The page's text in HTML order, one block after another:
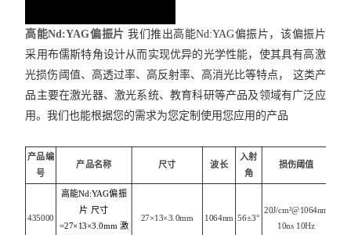
高能Nd:YAG偏振片我们推出高能Nd:YAG偏振片，该偏振片
采用布儒斯特角设计从而实现优异的光学性能，使其具有高激
光损伤阈值、高透过率、高反射率、高消光比等特点， 这类产
品主要在激光器、激光系统、教育科研等产品及领域有广泛应
用。我们也能根据您的需求为您定制使用您应用的产品
产品编
号
产品名称 尺寸 波长
入射
角
损伤阈值
435000
高能Nd:YAG偏振
片 尺寸
=27×13×3.0mm 激
27×13×3.0mm 1064nm 56±3°
20J/cm²@1064nm
10ns 10Hz